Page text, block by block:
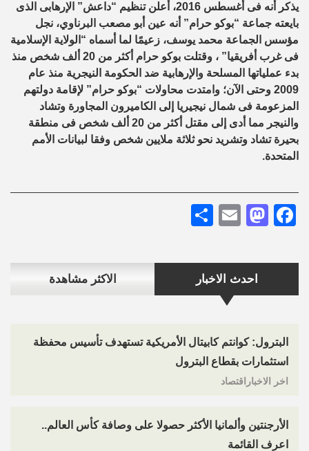
احدث الاخبار الاكثر مشاهدة
البترول: كوانتم كابيتال الأمريكية تستهدف تأسيس محفظة
استثمارات بقطاع البترول
اخر الاخباراقتصاد
الأرجنتين وألمانيا الأكثر حصولا على وصافة كأس العالم..
اعرف القائمة
يذكر أنه فى أغسطس 2016، أعلن تنظيم “داعش” الإرهابى الذى
بايعته جماعة “بوكو حرام” أنه عين أبو مصعب البرناوي، نجل
مؤسس الجماعة محمد يوسف، زعيمًا لما أسماه “الولاية الإسلامية
فى غرب أفريقيا” ، وقتلت بوكو حرام أكثر من 20 ألف شخص منذ
بدء عملياتها المسلحة والإرهابية ضد الحكومة النيجرية منذ عام
2009 وحتى الآن؛ وامتدت محاولات “بوكو حرام” لإقامة دولتهم
المزعومة فى شمال نيجيريا إلى الكاميرون المجاورة وتشاد
والنيجر مما أدى إلى مقتل أكثر من 20 ألف شخص فى منطقة
بحيرة تشاد وتشريد نحو ثلاثة ملايين شخص وفقا لبيانات الأمم
المتحدة.
Facebook
Mastodon
Email